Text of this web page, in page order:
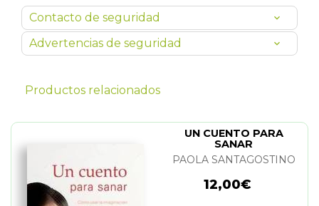
Contacto de seguridad
Advertencias de seguridad
Productos relacionados
UN CUENTO PARA
SANAR
PAOLA SANTAGOSTINO
12,00€